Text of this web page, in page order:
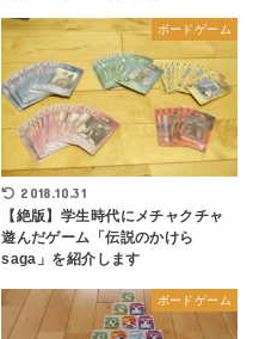
ボードゲーム
2018.10.31
【絶版】学生時代にメチャクチャ
遊んだゲーム「伝説のかけら
saga」を紹介します
ボードゲーム